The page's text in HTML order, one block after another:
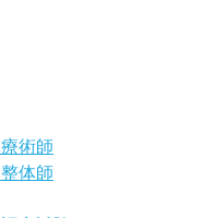
術師
体師